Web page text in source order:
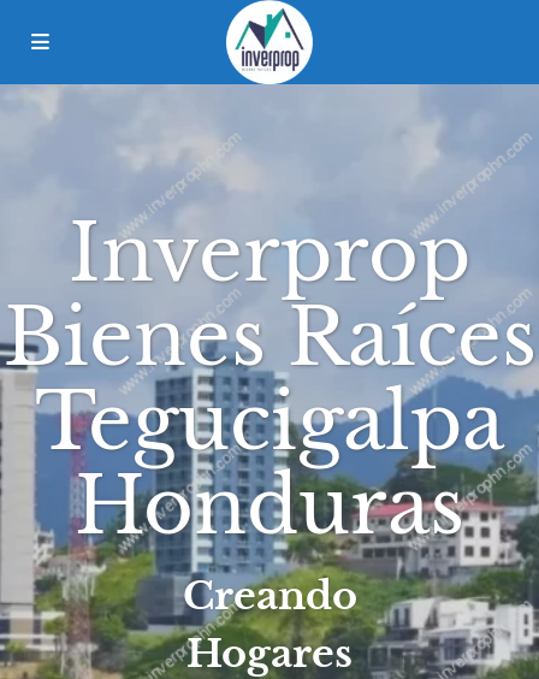
Inverprop
Bienes Raíces
Tegucigalpa
Honduras
Creando
Hogares